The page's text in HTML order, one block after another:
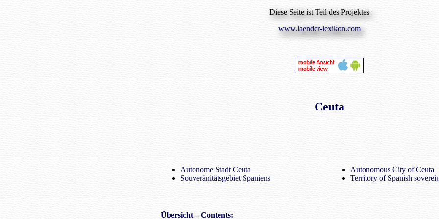
Diese Seite ist Teil des Projektes
www.laender-lexikon.com
Ceuta
Autonome Stadt Ceuta
Souveränitätsgebiet Spaniens
Autonomous City of Ceuta
Territory of Spanish
Übersicht– Contents: